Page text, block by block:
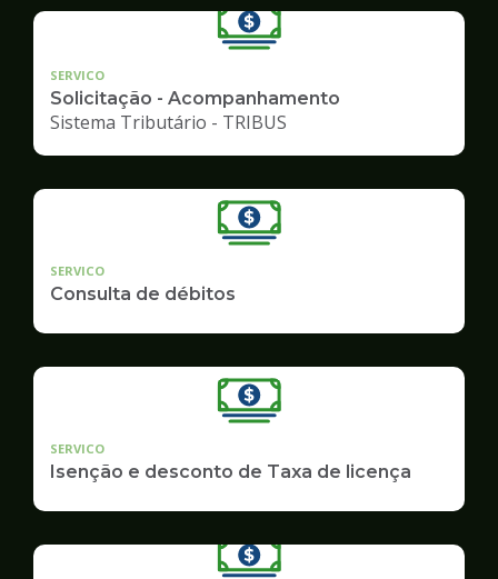
SERVICO
Solicitação - Acompanhamento
Sistema Tributário - TRIBUS
SERVICO
Consulta de débitos
SERVICO
Isenção e desconto de Taxa de licença